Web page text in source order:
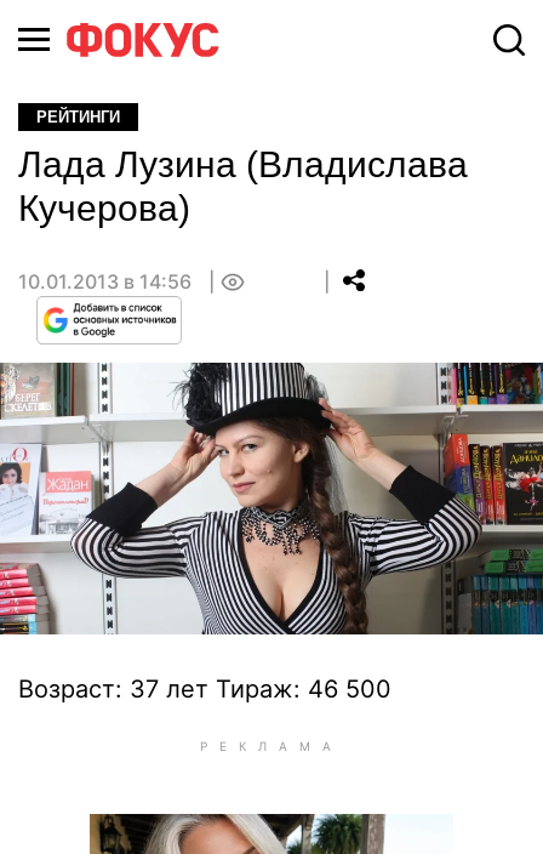
РЕЙТИНГИ
Лада Лузина (Владислава
Кучерова)
10.01.2013 в 14:56
Возраст: 37 лет Тираж: 46 500